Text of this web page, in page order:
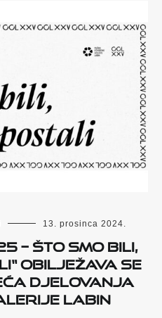
13. prosinca 2024.
– što smo bili,
obilježava se
djelovanja
Labin